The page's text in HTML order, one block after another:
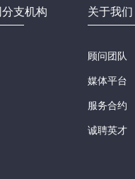
支机构 关于我们
顾问团队
媒体平台
服务合约
诚聘英才